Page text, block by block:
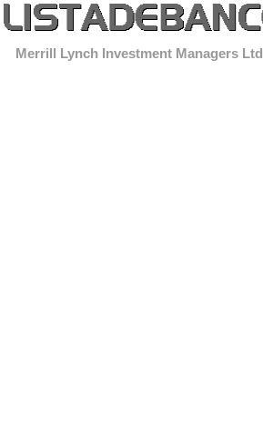
Merrill Lynch Investment Managers Ltd